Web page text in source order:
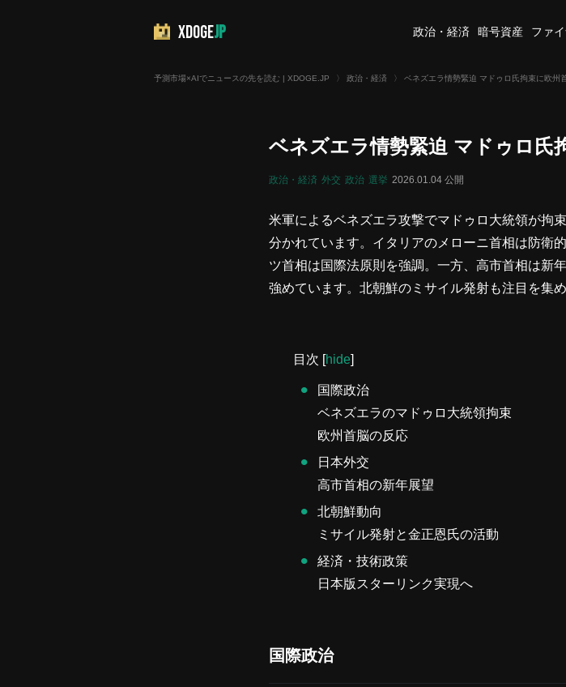
XDOGEJP 政治・経済 暗号資産 ファ
予測市場×AIでニュースの先を読む | XDOGE.JP 〉 政治・経済 〉 ベネズエラ情勢緊迫 マドゥロ氏拘束に欧州
ベネズエラ情勢緊迫 マドゥロ氏
政治・経済 外交 政治 選挙 2026.01.04 公開
米軍によるベネズエラ攻撃でマドゥロ大統領が拘
分かれています。イタリアのメローニ首相は防衛
ツ首相は国際法原則を強調。一方、高市首相は新
強めています。北朝鮮のミサイル発射も注目を集め
目次 [hide]
国際政治
ベネズエラのマドゥロ大統領拘束
欧州首脳の反応
日本外交
高市首相の新年展望
北朝鮮動向
ミサイル発射と金正恩氏の活動
経済・技術政策
日本版スターリンク実現へ
国際政治